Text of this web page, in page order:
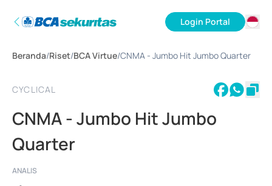
Login Portal
EN
Beranda/Riset/BCA Virtue/CNMA - Jumbo Hit Jumbo Quarter
CYCLICAL
CNMA - Jumbo Hit Jumbo
Quarter
ANALIS